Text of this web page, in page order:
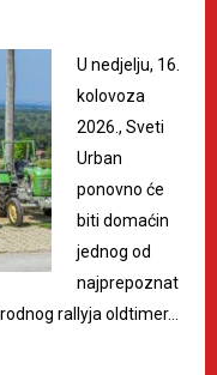
U nedjelju, 16.
kolovoza
2026., Sveti
Urban
ponovno će
biti domaćin
jednog od
najprepoznat
rallyja oldtimer…